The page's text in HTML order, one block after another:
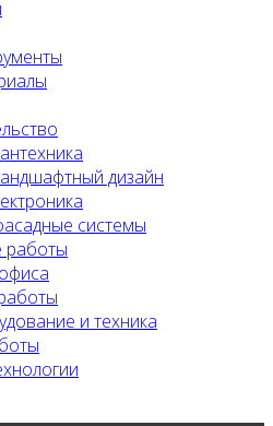
дизайн
системы
работы
и техника